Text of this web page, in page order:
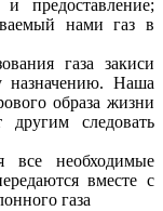
предоставление;
нами газ в
газа закиси
назначению. Наша
образа жизни
другим следовать
все необходимые
вместе с
газа